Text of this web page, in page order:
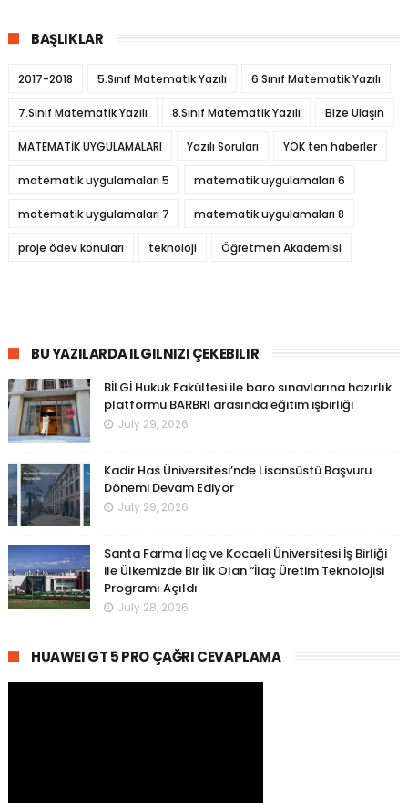
BAŞLIKLAR
2017-2018 5.Sınıf Matematik Yazılı 6.Sınıf Matematik Yazılı
7.Sınıf Matematik Yazılı 8.Sınıf Matematik Yazılı Bize Ulaşın
MATEMATİK UYGULAMALARI Yazılı Soruları YÖK ten haberler
matematik uygulamaları 5 matematik uygulamaları 6
matematik uygulamaları 7 matematik uygulamaları 8
proje ödev konuları teknoloji Öğretmen Akademisi
BU YAZILARDA ILGILNIZI ÇEKEBILIR
BİLGİ Hukuk Fakültesi ile baro sınavlarına hazırlık
platformu BARBRI arasında eğitim işbirliği
July 29, 2026
Kadir Has Üniversitesi’nde Lisansüstü Başvuru
Dönemi Devam Ediyor
July 29, 2026
Santa Farma İlaç ve Kocaeli Üniversitesi İş Birliği
ile Ülkemizde Bir İlk Olan “İlaç Üretim Teknolojisi
Programı Açıldı
July 28, 2026
HUAWEI GT 5 PRO ÇAĞRI CEVAPLAMA